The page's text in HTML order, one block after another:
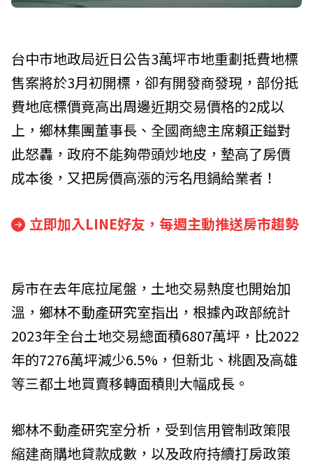
台中市地政局近日公告3萬坪市地重劃抵費地標
售案將於3月初開標，卻有開發商發現，部份抵
費地底標價竟高出周邊近期交易價格的2成以
上， 鄉林集團董事長、全國商總主席賴正鎰對
此怒轟，政府不能夠帶頭炒地皮，墊高了房價
成本後，又把房價高漲的污名甩鍋給業者！
立即加入LINE好友，每週主動推送房市趨勢
房市在去年底拉尾盤，土地交易熱度也開始加
溫， 鄉林不動產研究室指出，根據內政部統計
2023年全台土地交易總面積6807萬坪，比2022
年的7276萬坪減少6.5%，但新北、桃園及高雄
等三都土地買賣移轉面積則大幅成長。
鄉林不動產研究室分析，受到信用管制政策限
縮建商購地貸款成數，以及政府持續打房政策